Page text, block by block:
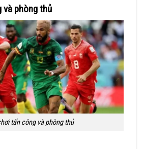
và phòng thủ
tấn công và phòng thủ